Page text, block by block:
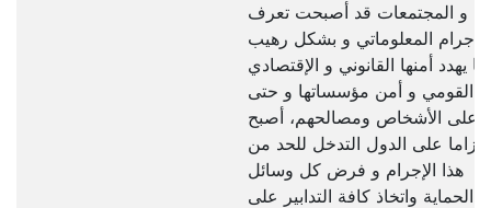
و المجتمعات قد أصبحت تعرف
الإجرام المعلوماتي و بشكل رهيب
يهدد أمنها القانوني و الإقتصادي
و القومي و أمن مؤسساتها و حتى
على الأشخاص ومصالحهم، أصبح
لزاما على الدول التدخل للحد من
هذا الإجرام و فرض كل وسائل
الحماية واتخاذ كافة التدابير على